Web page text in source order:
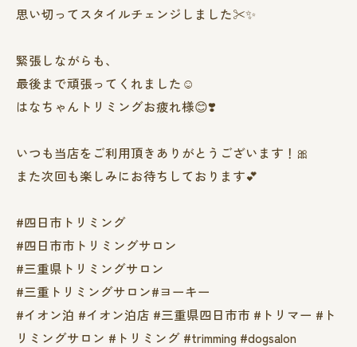
思い切ってスタイルチェンジしました✂︎✨
緊張しながらも、
最後まで頑張ってくれました☺️
はなちゃんトリミングお疲れ様😊❣️
いつも当店をご利用頂きありがとうございます！🎀
また次回も楽しみにお待ちしております💕
#四日市トリミング
#四日市市トリミングサロン
#三重県トリミングサロン
#三重トリミングサロン#ヨーキー
#イオン泊 #イオン泊店 #三重県四日市市 #トリマー #ト
リミングサロン #トリミング #trimming #dogsalon